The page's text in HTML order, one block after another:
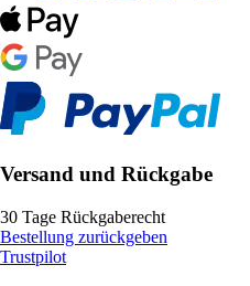
Versand und Rückgabe
30 Tage Rückgaberecht
Bestellung zurückgeben
Trustpilot